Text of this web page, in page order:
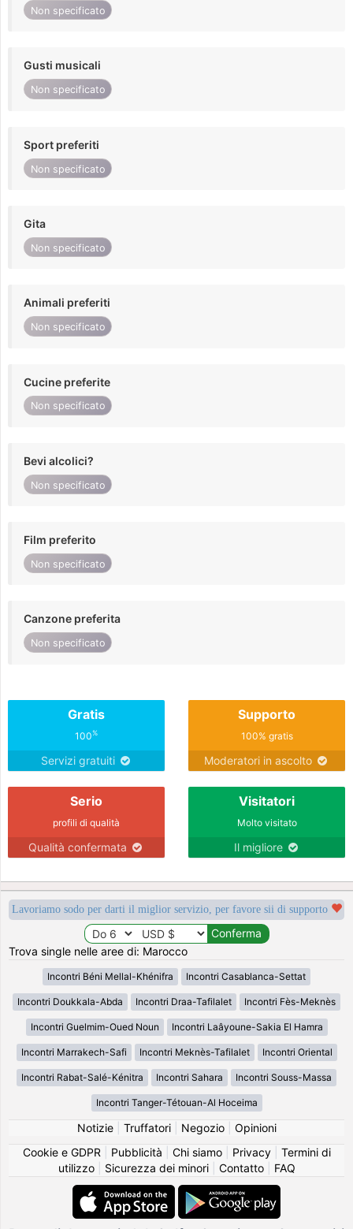
Non specificato
Gusti musicali
Non specificato
Sport preferiti
Non specificato
Gita
Non specificato
Animali preferiti
Non specificato
Cucine preferite
Non specificato
Bevi alcolici?
Non specificato
Film preferito
Non specificato
Canzone preferita
Non specificato
Gratis
100%
Servizi gratuiti
Supporto
100% gratis
Moderatori in ascolto
Serio
profili di qualità
Qualità confermata
Visitatori
Molto visitato
Il migliore
Lavoriamo sodo per darti il miglior servizio, per favore sii di supporto
Trova single nelle aree di: Marocco
Incontri Béni Mellal-Khénifra Incontri Casablanca-Settat
Incontri Doukkala-Abda Incontri Draa-Tafilalet Incontri Fès-Meknès
Incontri Guelmim-Oued Noun Incontri Laâyoune-Sakia El Hamra
Incontri Marrakech-Safi Incontri Meknès-Tafilalet Incontri Oriental
Incontri Rabat-Salé-Kénitra Incontri Sahara Incontri Souss-Massa
Incontri Tanger-Tétouan-Al Hoceima
Notizie| Truffatori| Negozio| Opinioni
Cookie e GDPR
Pubblicità Chi siamo| Privacy| Termini di
utilizzo| Sicurezza dei minori| Contatto| FAQ